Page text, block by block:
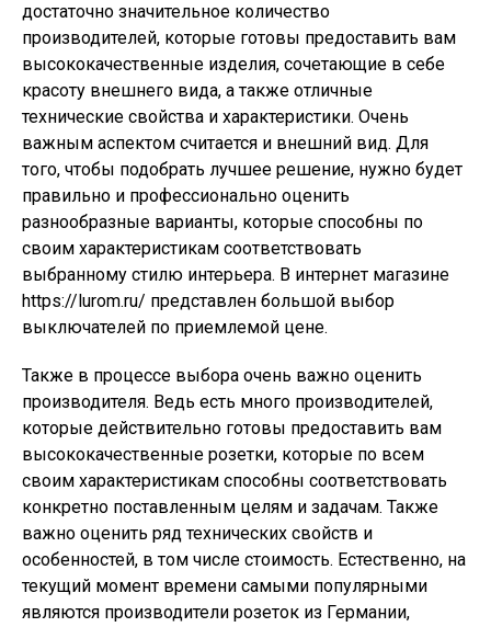
достаточно значительное количество
производителей, которые готовы предоставить вам
высококачественные изделия, сочетающие в себе
красоту внешнего вида, а также отличные
технические свойства и характеристики. Очень
важным аспектом считается и внешний вид. Для
того, чтобы подобрать лучшее решение, нужно будет
правильно и профессионально оценить
разнообразные варианты, которые способны по
своим характеристикам соответствовать
выбранному стилю интерьера. В интернет магазине
https://lurom.ru/ представлен большой выбор
выключателей по приемлемой цене.
Также в процессе выбора очень важно оценить
производителя. Ведь есть много производителей,
которые действительно готовы предоставить вам
высококачественные розетки, которые по всем
своим характеристикам способны соответствовать
конкретно поставленным целям и задачам. Также
важно оценить ряд технических свойств и
особенностей, в том числе стоимость. Естественно, на
текущий момент времени самыми популярными
являются производители розеток из Германии,